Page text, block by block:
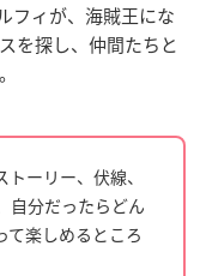
フィが、海賊王にな
を探し、仲間たちと
ーリー、伏線、
自分だったらどん
て楽しめるところ